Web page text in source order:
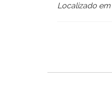
Localizado em